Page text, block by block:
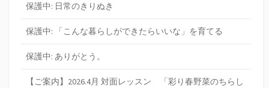
保護中: 日常のきりぬき
保護中: 「こんな暮らしができたらいいな」を育てる
保護中: ありがとう。
【ご案内】2026.4月 対面レッスン 「彩り春野菜のちらし